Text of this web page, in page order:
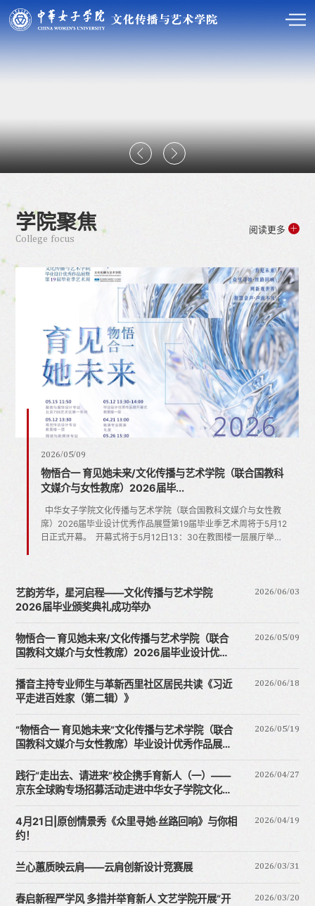
学院聚焦
College focus
阅读更多
“东都妙姬，南国丽人”，鲍照笔下的灵秀气韵，与云肩所承载的雅
方女性蕙质兰心的华美映照，如今更成为焕新非遗的时代符号。为
落实全球妇女峰会精神...
2026/06/03
艺韵芳华，星河启程——文化传播与艺术学院2026届毕
业颁奖典礼成功举办
5月26日，中华女子学院文化传播与艺术学院（联合国教科文媒介
与女性教席）2026届毕业颁奖典礼在京举行。作为学院第19届毕
业季艺术周的收官活动，典礼旨在表彰优秀毕业创作，激励毕业生
2026/05/09
物悟合一 育见她未来/文化传播与艺术学院（联合国教科
文媒介与女性教席）2026届毕...
中华女子学院文化传播与艺术学院（联合国教科文媒介与女性教
席）2026届毕业设计优秀作品展暨第19届毕业季艺术周将于5月12
日正式开幕。 开幕式将于5月12日13：30在教图楼一层展厅举
2026/05/19
“物悟合一 育见她未来”文化传播与艺术学院（联合国教科
文媒介与女性教席）毕业设...
在这万物蓬勃的时节里，毕业的盛宴如期而至。2026年5月12日下
午，中华女子学院文化传播与艺术学院（联合国教科文媒介与女性
教席）2026届毕业设计优秀作品展开幕式暨第19届毕业季艺术周
2026/04/19
4月21日|原创情景秀《众里寻她·丝路回响》与你相约！
“她”力量丝路印记4月21日13：00中华女子学院·礼堂2022级表演
专业毕业展演情景秀《众里寻她·丝路回响》一起感受“她”力量跨越
千年的坚守期待与你相约现场不见不散！中华女子学院文化传播与
艺术学院2022级表演专...
“东都妙姬，南国丽人”，鲍照笔下的灵秀气韵，与云肩所承载的雅
方女性蕙质兰心的华美映照，如今更成为焕新非遗的时代符号。为
落实全球妇女峰会精神...
2026/06/03
艺韵芳华，星河启程——文化传播与艺术学院2026届毕
业颁奖典礼成功举办
5月26日，中华女子学院文化传播与艺术学院（联合国教科文媒介
与女性教席）2026届毕业颁奖典礼在京举行。作为学院第19届毕
业季艺术周的收官活动，典礼旨在表彰优秀毕业创作，激励毕业生
艺韵芳华，星河启程——文化传播与艺术学院
2026届毕业颁奖典礼成功举办
2026/06/03
物悟合一 育见她未来/文化传播与艺术学院（联合
国教科文媒介与女性教席）2026届毕业设计优秀
作品展暨第1...
2026/05/09
播音主持专业师生与革新西里社区居民共读《习近
平走进百姓家（第二辑）》
2026/06/18
“物悟合一 育见她未来”文化传播与艺术学院（联合
国教科文媒介与女性教席）毕业设计优秀作品展演
2026/05/19
践行“走出去、请进来”校企携手育新人（一）——
京东全球购专场招募活动走进中华女子学院文化传
播与艺...
2026/04/27
4月21日|原创情景秀《众里寻她·丝路回响》与你相
约！
2026/04/19
兰心蕙质映云肩——云肩创新设计竞赛展 2026/03/31
春启新程严学风 多措并举育新人 文艺学院开展“开
2026/03/20